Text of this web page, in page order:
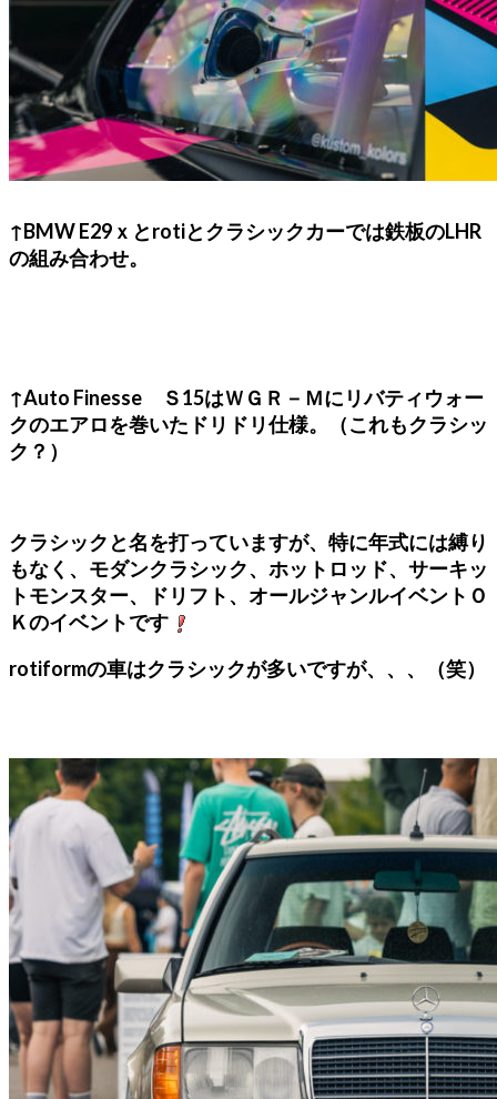
↑BMW E29ｘとrotiとクラシックカーでは鉄板のLHR
の組み合わせ。
↑Auto Finesse Ｓ15はＷＧＲ－Ｍにリバティウォー
クのエアロを巻いたドリドリ仕様。（これもクラシッ
ク？）
クラシックと名を打っていますが、特に年式には縛り
もなく、モダンクラシック、ホットロッド、サーキッ
トモンスター、ドリフト、オールジャンルイベントＯ
Ｋのイベントです
rotiformの車はクラシックが多いですが、、、（笑）